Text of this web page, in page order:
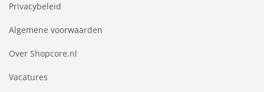
Privacybeleid
Algemene voorwaarden
Over Shopcore.nl
Vacatures